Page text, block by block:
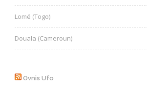
Lomé (Togo)
Douala (Cameroun)
Ovnis Ufo